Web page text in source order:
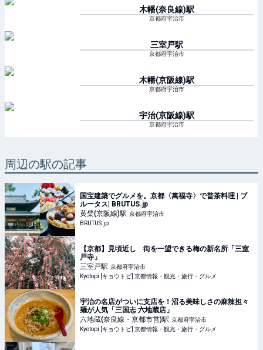
木幡(奈良線)駅
京都府宇治市
三室戸駅
京都府宇治市
木幡(京阪線)駅
京都府宇治市
宇治(京阪線)駅
京都府宇治市
周辺の駅の記事
国宝建築でグルメを。京都〈萬福寺〉で普茶料理 | ブ
ルータス| BRUTUS.jp
黄檗(京阪線)駅 京都府宇治市
BRUTUS.jp
【京都】見頃近し 街を一望できる梅の新名所「三室
戸寺」
三室戸駅 京都府宇治市
Kyotopi [キョウトピ] 京都情報・観光・旅行・グルメ
宇治の名店がついに支店を！沼る美味しさの麻辣担々
麺が人気「三国志 六地蔵店」
六地蔵(奈良線・京都市営)駅 京都府宇治市
Kyotopi [キョウトピ] 京都情報・観光・旅行・グルメ